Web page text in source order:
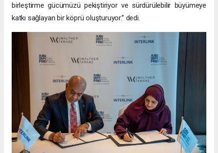
birleştirme gücümüzü pekiştiriyor ve sürdürülebilir büyümeye
katkı sağlayan bir köprü oluşturuyor.” dedi.